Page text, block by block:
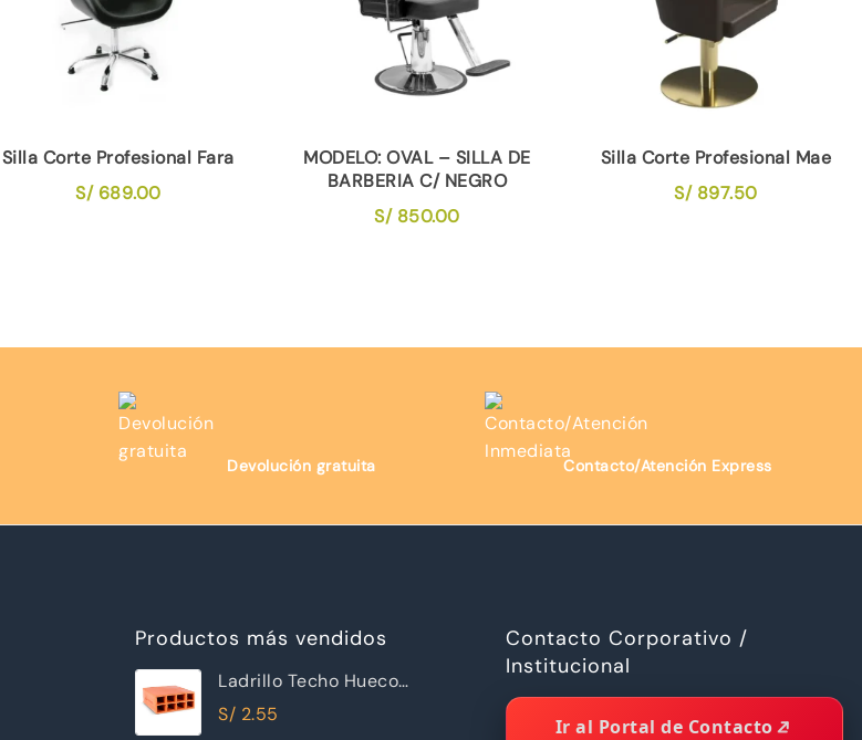
Silla Corte Profesional Fara
S/689.00
MODELO: OVAL – SILLA DE
BARBERIA C/ NEGRO
S/850.00
Silla Corte Profesional Mae
S/897.50
Devolución gratuita Contacto/Atención Express
Productos más vendidos
Ladrillo Techo Hueco
12x30x30cm Raya Piramide
S/ 2.55
Contacto Corporativo /
Institucional
Ir al Portal de Contacto